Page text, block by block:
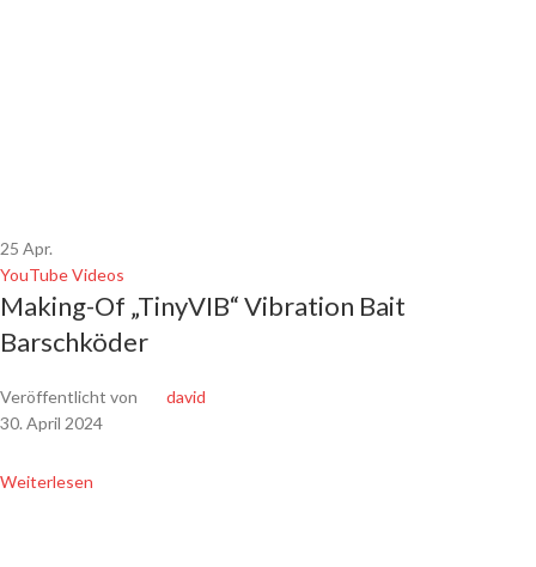
25 Apr.
YouTube Videos
Making-Of „TinyVIB“ Vibration Bait
Barschköder
Veröffentlicht von
david
30. April 2024
Weiterlesen